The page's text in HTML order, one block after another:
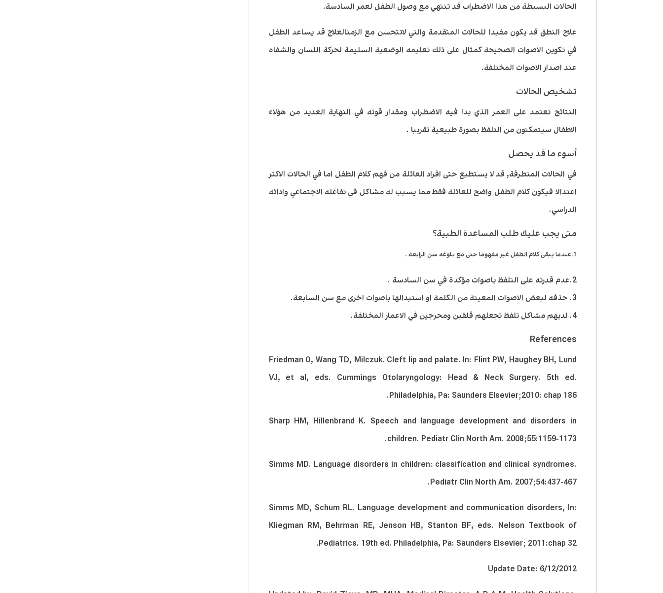
الحالات البسيطة من هذا الاضطراب قد تنتهي مع وصول الطفل لعمر السادسة.
علاج النطق قد يكون مفيدا للحالات المتقدمة والتي لاتتحسن مع الزمنالعلاج قد يساعد الطفل
في تكوين الاصوات الصحيحة كمثال على ذلك تعليمه الوضعية السليمة لحركة اللسان والشفاه
عند اصدار الاصوات المختلفة.
تشخيص الحالات
النتائج تعتمد على العمر الذي بدا فيه الاضطراب ومقدار قوته في النهاية العديد من هؤلاء
الاطفال سيتمكنون من التلفظ بصورة طبيعية تقريبا .
أسوء ما قد يحصل
في الحالات المتطرفة, قد لا يستطيع حتى افراد العائلة من فهم كلام الطفل اما في الحالات الاكثر
اعتدالا فيكون كلام الطفل واضح للعائلة فقط مما يسبب له مشاكل في تفاعله الاجتماعي وادائه
الدراسي.
متى يجب عليك طلب المساعدة الطبية؟
1.عندما يبقى كلام الطفل غير مفهوما حتى مع بلوغه سن الرابعة .
2.عدم قدرته على التلفظ باصوات مؤكدة في سن السادسة .
3. حذفه لبعض الاصوات المعينة من الكلمة او استبدالها باصوات اخرى مع سن السابعة.
4. لديهم مشاكل تلفظ تجعلهم قلقين ومحرجين في الاعمار المختلفة.
References
Friedman O, Wang TD, Milczuk. Cleft lip and palate. In: Flint PW, Haughey BH, Lund
VJ, et al, eds. Cummings Otolaryngology: Head & Neck Surgery. 5th ed.
Philadelphia, Pa: Saunders Elsevier;2010: chap 186.
Sharp HM, Hillenbrand K. Speech and language development and disorders in
children. Pediatr Clin North Am. 2008;55:1159-1173.
Simms MD. Language disorders in children: classification and clinical syndromes.
Pediatr Clin North Am. 2007;54:437-467.
Simms MD, Schum RL. Language development and communication disorders, In:
Kliegman RM, Behrman RE, Jenson HB, Stanton BF, eds. Nelson Textbook of
Pediatrics. 19th ed. Philadelphia, Pa: Saunders Elsevier; 2011:chap 32.
Update Date: 6/12/2012